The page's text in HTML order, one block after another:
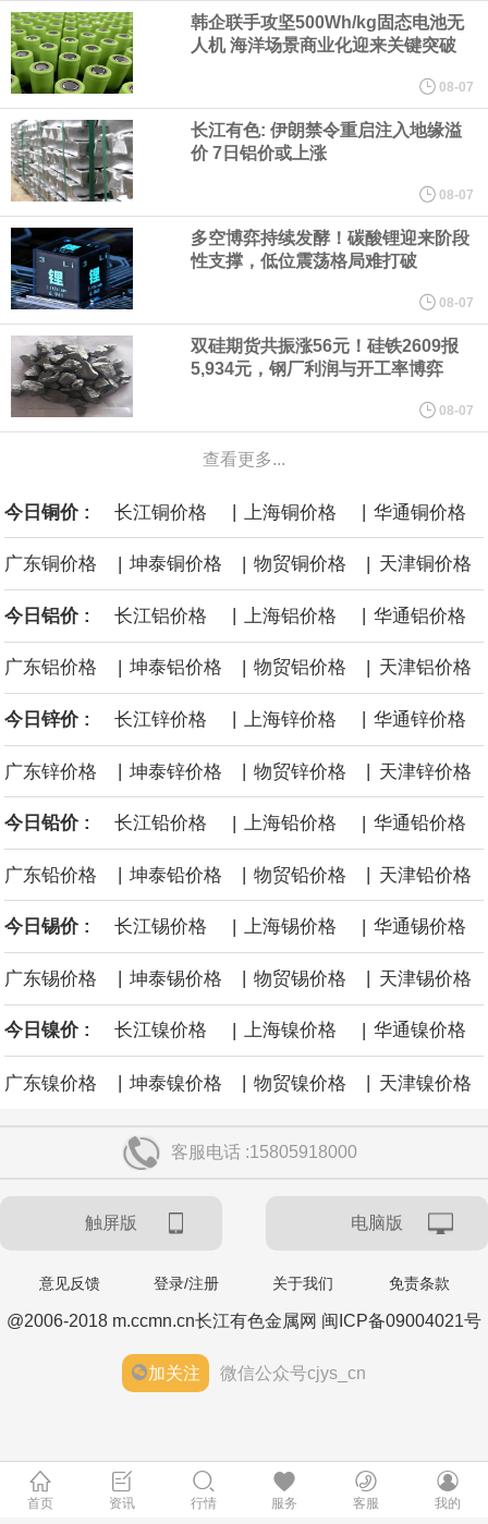
所做的工作“非常满意”。特朗普在社交媒体上发帖称，一些媒体有关
他与赫格塞思就弹药短缺问题发生冲突的报道是“完全没有根据的谣
言”，他对赫格塞思所做的工作“非常满意”。
纽约期银突破64美元/盎司，日内涨3.91%。
据报道，威刚近日在法说会上表示，在需求增加、价格走高及货源
稳定的三大有利因素带动下，预期第3季度营运将优于第2季度，并
进一步扩大全年营运成果。
美国国会预算办公室（CBO）于当地时间5日发布报告称，美国海军
计划建造的15艘核动力“特朗普级”（Trump-class）战列舰，从研发
到采购的总费用可能高达2750亿美元，为美国有史以来最昂贵的水
面战舰项目之一。 根据CBO的初步估算，首舰造价约234亿美元，
后续14艘平均每艘约180亿美元。
黄金价格有望录得自今年1月以来最大单周涨幅。油价走弱为金价提
供支撑，同时投资者正等待美国非农就业数据，以寻找美国利率前
景的线索。StoneX高级分析师马特·辛普森表示，中东和平前景改善
海力士：龙仁工厂将生产高带宽内存（HBM）及其他下一代动态随
机存取存储器（DRAM）。
韩企联手攻坚500Wh/kg固态电池无
人机 海洋场景商业化迎来关键突破
08-07
长江有色: 伊朗禁令重启注入地缘溢
价 7日铝价或上涨
08-07
多空博弈持续发酵！碳酸锂迎来阶段
性支撑，低位震荡格局难打破
08-07
双硅期货共振涨56元！硅铁2609报
5,934元，钢厂利润与开工率博弈
08-07
查看更多...
今日铜价 : 长江铜价格 | 上海铜价格 | 华通铜价格
广东铜价格 | 坤泰铜价格 | 物贸铜价格 | 天津铜价格
今日铝价 : 长江铝价格 上海铝价格 华通铝价格
广东铝价格 | 坤泰铝价格 | 物贸铝价格 | 天津铝价格
今日锌价 : 长江锌价格 上海锌价格 华通锌价格
广东锌价格 | 坤泰锌价格 | 物贸锌价格 | 天津锌价格
今日铅价 : 长江铅价格 | 上海铅价格 | 华通铅价格
广东铅价格 坤泰铅价格 物贸铅价格 天津铅价格
今日锡价 : 长江锡价格 | 上海锡价格 | 华通锡价格
广东锡价格 坤泰锡价格 物贸锡价格 天津锡价格
今日镍价 : 长江镍价格 | 上海镍价格 | 华通镍价格
广东镍价格 | 坤泰镍价格 | 物贸镍价格 | 天津镍价格
客服电话 :15805918000
触屏版 电脑版
意见反馈 登录/注册 关于我们 免责条款
@2006-2018 m.ccmn.cn长江有色金属网 闽ICP备09004021号
加关注 微信公众号cjys_cn
首页 资讯 行情 服务 客服 我的